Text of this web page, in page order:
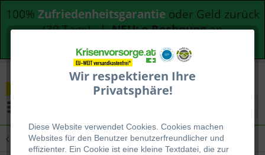
100% Zufriedenheitsgarantie oder Geld zurück
(30 Tage) |NEU: e-Rechnungan
Bundesdienststellen
Wir respektieren Ihre
Privatsphäre!
Diese Website verwendet Cookies. Cookies machen
Websites für den Benutzer benutzerfreundlicher und
effizienter. Ein Cookie ist eine kleine Textdatei, die zur
Übersicht Erste Hilfe